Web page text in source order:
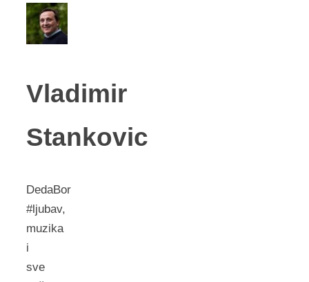
Vladimir
Stankovic
DedaBor
#ljubav,
muzika
i
sve